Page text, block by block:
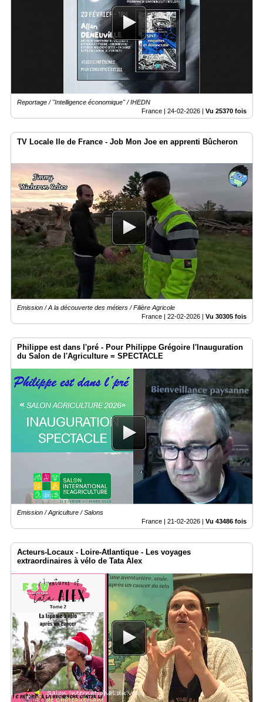
Reportage / "Intelligence économique" / IHEDN
France | 24-02-2026 Vu 25370 fois
TV Locale Ile de France - Job Mon Joe en apprenti Bûcheron
Emission / A la découverte des métiers / Filière Agricole
France | 22-02-2026 | Vu 30305 fois
Philippe est dans l'pré - Pour Philippe Grégoire l'Inauguration
du Salon de l'Agriculture = SPECTACLE
Emission / Agriculture / Salons
France | 21-02-2026 | Vu 43486 fois
Acteurs-Locaux - Loire-Atlantique - Les voyages
extraordinaires à vélo de Tata Alex